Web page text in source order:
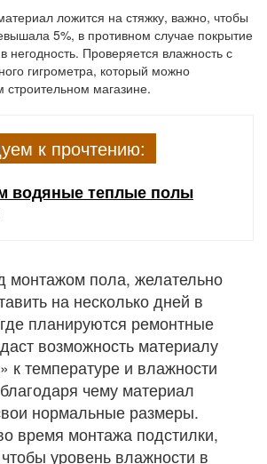
ложится на стяжку, важно, чтобы
5%, в противном случае покрытие
негодность. Проверяется влажность с
гигрометра, который можно
магазине.
к прочтению:
водяные теплые полы
монтажом пола, желательно
на несколько дней в
планируются ремонтные
возможность материалу
к температуре и влажности
чему материал
нормальные размеры.
время монтажа подстилки,
уровень влажности в